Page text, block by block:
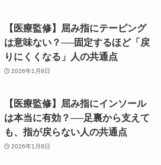
【医療監修】屈み指にテーピング
は意味ない？──固定するほど「戻
りにくくなる」人の共通点
2026年1月8日
【医療監修】屈み指にインソール
は本当に有効？──足裏から支えて
も、指が戻らない人の共通点
2026年1月8日